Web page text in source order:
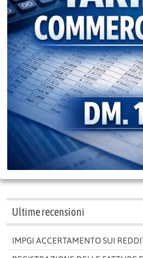
Ultime recensioni
IMPGI ACCERTAMENTO SUI